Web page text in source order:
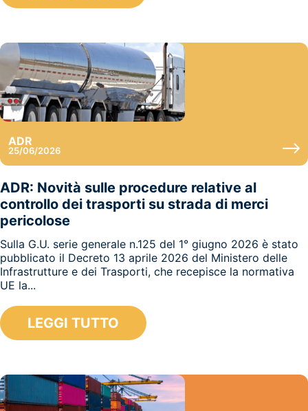
ADR
25/06/2026
ADR: Novità sulle procedure relative al
controllo dei trasporti su strada di merci
pericolose
Sulla G.U. serie generale n.125 del 1° giugno 2026 è stato
pubblicato il Decreto 13 aprile 2026 del Ministero delle
Infrastrutture e dei Trasporti, che recepisce la normativa
UE la...
LEGGI TUTTO